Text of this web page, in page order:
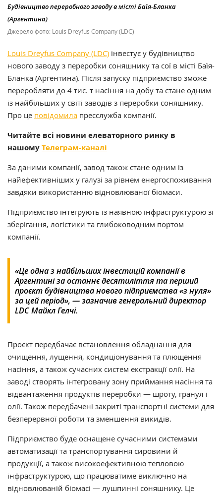
Будівництво переробного заводу в місті Баїя-Бланка
(Аргентина)
Джерело фото: Louis Dreyfus Company (LDC)
Louis Dreyfus Company (LDC) інвестує у будівництво
нового заводу з переробки соняшнику та сої в місті Баїя-
Бланка (Аргентина). Після запуску підприємство зможе
переробляти до 4 тис. т насіння на добу та стане одним
із найбільших у світі заводів з переробки соняшнику.
Про це повідомила пресслужба компанії.
Читайте всі новини елеваторного ринку в
нашомуТелеграм-каналі
За даними компанії, завод також стане одним із
найефективніших у галузі за рівнем енергоспоживання
завдяки використанню відновлюваної біомаси.
Підприємство інтегрують із наявною інфраструктурою зі
зберігання, логістики та глибоководним портом
компанії.
«Це одна з найбільших інвестицій компанії в
Аргентині за останнє десятиліття та перший
проєкт будівництва нового підприємства «з нуля»
за цей період», — зазначив генеральний директор
LDC Майкл Гелчі.
Проєкт передбачає встановлення обладнання для
очищення, лущення, кондиціонування та плющення
насіння, а також сучасних систем екстракції олії. На
заводі створять інтегровану зону приймання насіння та
відвантаження продуктів переробки — шроту, гранул і
олії. Також передбачені закриті транспортні системи для
безперервної роботи та зменшення викидів.
Підприємство буде оснащене сучасними системами
автоматизації та транспортування сировини й
продукції, а також високоефективною тепловою
інфраструктурою, що працюватиме виключно на
відновлюваній біомасі — лушпинні соняшнику. Це